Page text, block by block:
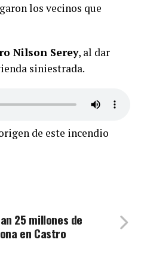
los vecinos que
Nilson Serey, al dar
siniestrada.
de este incendio
25 millones de
en Castro